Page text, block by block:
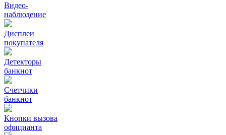
Видео‑
наблюдение
Дисплеи
покупателя
Детекторы
банкнот
Счетчики
банкнот
Кнопки вызова
официанта